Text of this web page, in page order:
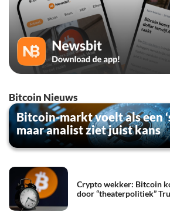
Bitcoin Nieuws
Bitcoin-markt voelt als een
maar analist ziet juist kans
Crypto wekker: Bitcoin
door “theaterpolitiek”